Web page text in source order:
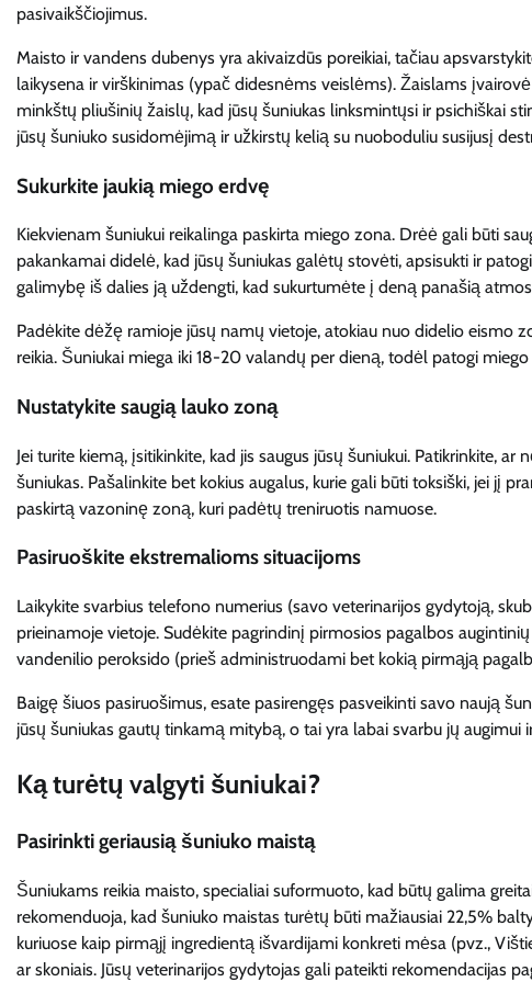
pasivaikščiojimus.
Maisto ir vandens dubenys yra akivaizdūs poreikiai, tačiau
laikysena ir virškinimas (ypač didesnėms veislėms). Žaislams
minkštų pliušinių žaislų, kad jūsų šuniukas linksmintųsi ir psichiškai
jūsų šuniuko susidomėjimą ir užkirstų kelią su nuoboduliu susijusį
Sukurkite jaukią miego erdvę
Kiekvienam šuniukui reikalinga paskirta miego zona. Drėė gali būti
pakankamai didelė, kad jūsų šuniukas galėtų stovėti, apsisukti ir
galimybę iš dalies ją uždengti, kad sukurtumėte į deną panašią
Padėkite dėžę ramioje jūsų namų vietoje, atokiau nuo didelio eismo
reikia. Šuniukai miega iki 18-20 valandų per dieną, todėl patogi
Nustatykite saugią lauko zoną
Jei turite kiemą, įsitikinkite, kad jis saugus jūsų šuniukui. Patikrinkite,
šuniukas. Pašalinkite bet kokius augalus, kurie gali būti toksiški, jei jį
paskirtą vazoninę zoną, kuri padėtų treniruotis namuose.
Pasiruoškite ekstremalioms situacijoms
Laikykite svarbius telefono numerius (savo veterinarijos gydytoją,
prieinamoje vietoje. Sudėkite pagrindinį pirmosios pagalbos
vandenilio peroksido (prieš administruodami bet kokią pirmąją
Baigę šiuos pasiruošimus, esate pasirengęs pasveikinti savo naują
jūsų šuniukas gautų tinkamą mitybą, o tai yra labai svarbu jų augimui
Ką turėtų valgyti šuniukai?
Pasirinkti geriausią šuniuko maistą
Šuniukams reikia maisto, specialiai suformuoto, kad būtų galima
rekomenduoja, kad šuniuko maistas turėtų būti mažiausiai 22,5%
kuriuose kaip pirmąjį ingredientą išvardijami konkreti mėsa (pvz.,
ar skoniais. Jūsų veterinarijos gydytojas gali pateikti rekomendacijas